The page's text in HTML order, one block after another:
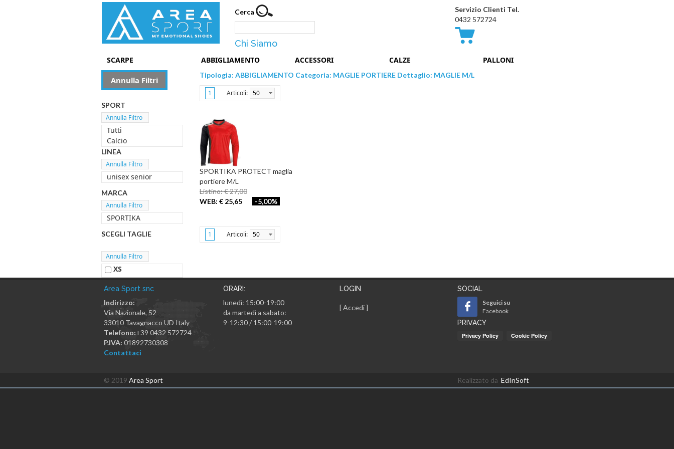
Cerca
Chi Siamo
Servizio Clienti Tel.
0432 572724
SCARPE ABBIGLIAMENTO ACCESSORI CALZE PALLONI
Annulla Filtri
SPORT
Tutti
Calcio
LINEA
unisex senior
MARCA
SPORTIKA
SCEGLI TAGLIE
XS
Tipologia: ABBIGLIAMENTO Categoria: MAGLIE PORTIERE Dettaglio: MAGLIE M/L
1 Articoli: 50
SPORTIKA PROTECT maglia
portiere M/L
Listino: € 27,00
WEB: € 25,65
-5,00%
1 Articoli: 50
Area Sport snc
Indirizzo:
Via Nazionale, 52
33010 Tavagnacco UD Italy
Telefono:+39 0432 572724
P.IVA: 01892730308
Contattaci
ORARI:
lunedì: 15:00-19:00
da martedì a sabato:
9-12:30 / 15:00-19:00
LOGIN
[Accedi]
SOCIAL
Seguici su
Facebook
PRIVACY
© 2019 Area Sport Realizzato da EdInSoft